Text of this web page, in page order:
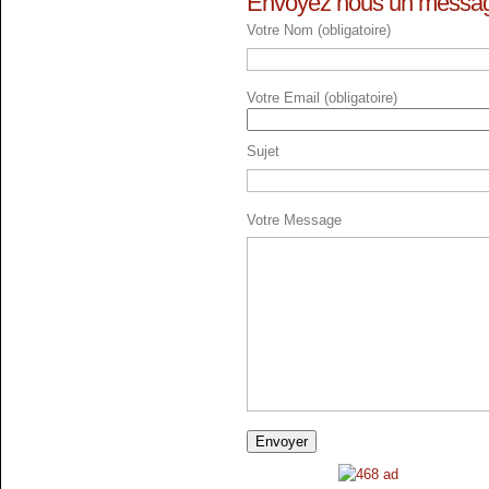
Votre Nom (obligatoire)
Votre Email (obligatoire)
Sujet
Votre Message